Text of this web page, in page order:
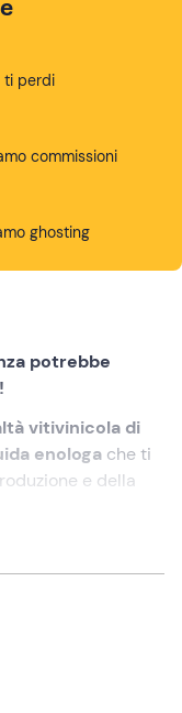
delle
eccellenze.
ti perdi
commissioni
ghosting
potrebbe
vitivinicola di
enologa che ti
e della
gusto verranno
profumo,